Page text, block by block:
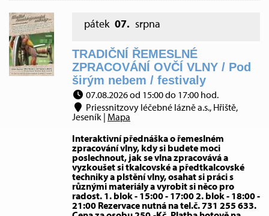
pátek 07. srpna
TRADIČNÍ ŘEMESLNÉ
ZPRACOVÁNÍ OVČÍ VLNY / Pod
širým nebem / festivaly
07.08.2026 od 15:00 do 17:00 hod.
Priessnitzovy léčebné lázně a.s., Hřiště,
Jeseník | Mapa
Interaktivní přednáška o řemeslném
zpracování vlny, kdy si budete moci
poslechnout, jak se vlna zpracovává a
vyzkoušet si tkalcovské a předtkalcovské
techniky a plstění vlny, osahat si práci s
různými materiály a vyrobit si něco pro
radost. 1. blok - 15:00 - 17:00 2. blok - 18:00 -
21:00 Rezervace nutná na tel.č. 731 255 633.